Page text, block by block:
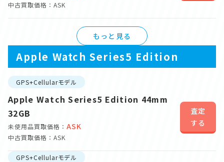
中古買取価格：ASK
もっと見る
Apple Watch Series5 Edition
GPS+Cellularモデル
Apple Watch Series5 Edition 44mm
32GB
未使用品買取価格： ASK
中古買取価格：ASK
査定
する
GPS+Cellularモデル